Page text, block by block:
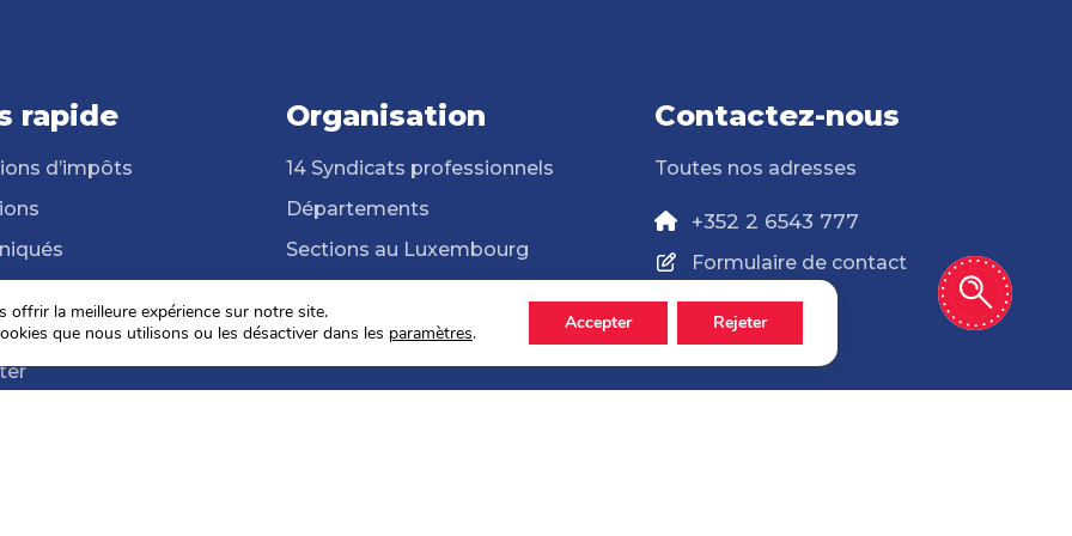
rapide
d’impôts
Organisation
14 Syndicats professionnels
Départements
Sections au Luxembourg
ONG Solidarité Syndicale
Contactez-nous
Toutes nos adresses
+352 2 6543 777
Formulaire de contact
la meilleure expérience sur notre site.
que nous utilisons ou les désactiver dans les paramètres. Accepter Rejeter